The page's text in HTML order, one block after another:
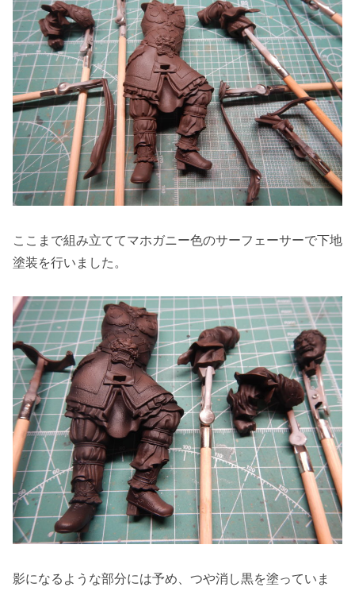
ここまで組み立ててマホガニー色のサーフェーサーで下地
塗装を行いました。
影になるような部分には予め、つや消し黒を塗っていま